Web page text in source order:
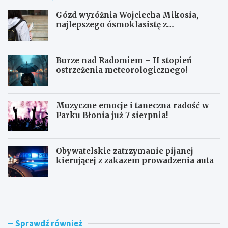
Gózd wyróżnia Wojciecha Mikosia,
najlepszego ósmoklasistę z
Burze nad Radomiem – II stopień
ostrzeżenia meteorologicznego!
Muzyczne emocje i taneczna radość w
Parku Błonia już 7 sierpnia!
Obywatelskie zatrzymanie pijanej
kierującej z zakazem prowadzenia auta
G
y
B
n Sprawdź również